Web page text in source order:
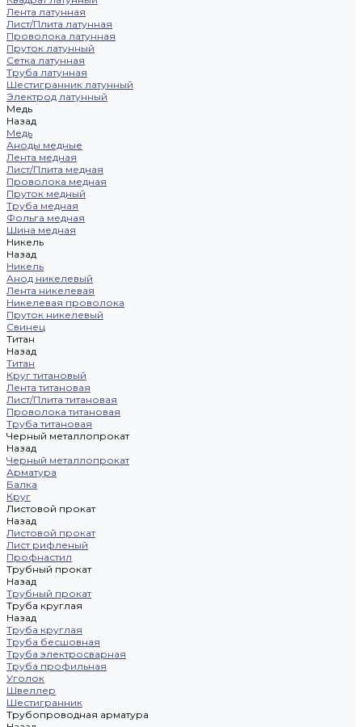
Лента латунная
Лист/Плита латунная
Проволока латунная
Пруток латунный
Сетка латунная
Труба латунная
Шестигранник латунный
Электрод латунный
Медь
Назад
Медь
Аноды медные
Лента медная
Лист/Плита медная
Проволока медная
Пруток медный
Труба медная
Фольга медная
Шина медная
Никель
Назад
Никель
Анод никелевый
Лента никелевая
Никелевая проволока
Пруток никелевый
Свинец
Титан
Назад
Титан
Круг титановый
Лента титановая
Лист/Плита титановая
Проволока титановая
Труба титановая
Черный металлопрокат
Назад
Черный металлопрокат
Арматура
Балка
Круг
Листовой прокат
Назад
Листовой прокат
Лист рифленый
Профнастил
Трубный прокат
Назад
Трубный прокат
Труба круглая
Назад
Труба круглая
Труба бесшовная
Труба электросварная
Труба профильная
Уголок
Швеллер
Шестигранник
Трубопроводная арматура